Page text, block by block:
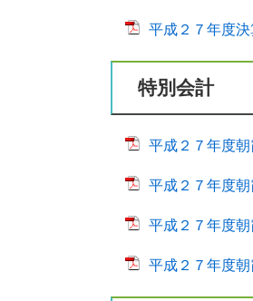
平成２７年度
特別会計
平成２７年度
平成２７年度
平成２７年度
平成２７年度